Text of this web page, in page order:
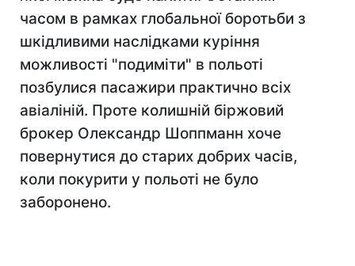
часом в рамках глобальної боротьби з
шкідливими наслідками куріння
можливості "подиміти" в польоті
позбулися пасажири практично всіх
авіаліній. Проте колишній біржовий
брокер Олександр Шоппманн хоче
повернутися до старих добрих часів,
коли покурити у польоті не було
заборонено.